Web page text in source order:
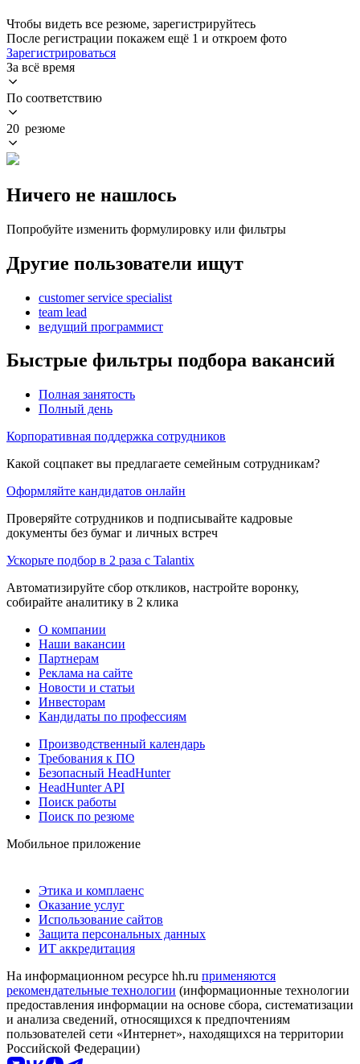
Чтобы видеть все резюме, зарегистрируйтесь
После регистрации покажем ещё 1 и откроем фото
Зарегистрироваться
За всё время
По соответствию
20 резюме
Ничего не нашлось
Попробуйте изменить формулировку или фильтры
Другие пользователи ищут
customer service specialist
team lead
ведущий программист
Быстрые фильтры подбора вакансий
Полная занятость
Полный день
Корпоративная поддержка сотрудников
Какой соцпакет вы предлагаете семейным сотрудникам?
Оформляйте кандидатов онлайн
Проверяйте сотрудников и подписывайте кадровые
документы без бумаг и личных встреч
Ускорьте подбор в 2 раза с Talantix
Автоматизируйте сбор откликов, настройте воронку,
собирайте аналитику в 2 клика
О компании
Наши вакансии
Партнерам
Реклама на сайте
Новости и статьи
Инвесторам
Кандидаты по профессиям
Производственный календарь
Требования к ПО
Безопасный HeadHunter
HeadHunter API
Поиск работы
Поиск по резюме
Мобильное приложение
Этика и комплаенс
Оказание услуг
Использование сайтов
Защита персональных данных
ИТ аккредитация
На информационном ресурсе hh.ru применяются
рекомендательные технологии (информационные технологии
предоставления информации на основе сбора, систематизации
и анализа сведений, относящихся к предпочтениям
пользователей сети «Интернет», находящихся на территории
Российской Федерации)